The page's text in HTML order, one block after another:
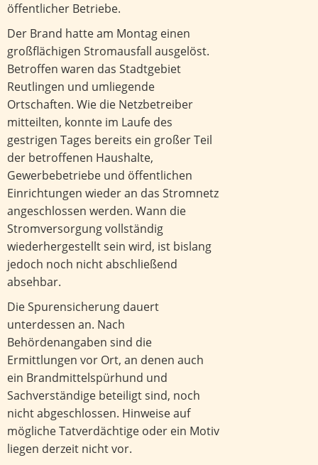
öffentlicher Betriebe.
Der Brand hatte am Montag einen
großflächigen Stromausfall ausgelöst.
Betroffen waren das Stadtgebiet
Reutlingen und umliegende
Ortschaften. Wie die Netzbetreiber
mitteilten, konnte im Laufe des
gestrigen Tages bereits ein großer Teil
der betroffenen Haushalte,
Gewerbebetriebe und öffentlichen
Einrichtungen wieder an das Stromnetz
angeschlossen werden. Wann die
Stromversorgung vollständig
wiederhergestellt sein wird, ist bislang
jedoch noch nicht abschließend
absehbar.
Die Spurensicherung dauert
unterdessen an. Nach
Behördenangaben sind die
Ermittlungen vor Ort, an denen auch
ein Brandmittelspürhund und
Sachverständige beteiligt sind, noch
nicht abgeschlossen. Hinweise auf
mögliche Tatverdächtige oder ein Motiv
liegen derzeit nicht vor.